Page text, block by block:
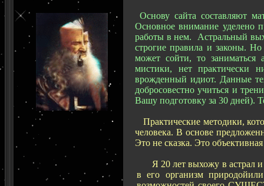
Основу сайта составляют
Основное внимание уделено
работы в нем. Астральный
строгие правила и законы.
может сойти, то
мистики, нет практически
врожденный идиот. Данные
добросовестно учиться и
Вашу подготовку за 30 дней).
Практические методики,
человека. В основе
Это не сказка. Это объективная
Я 20 лет выхожу в астрал и
в его организм